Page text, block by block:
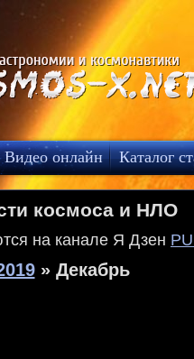
Видео онлайн Каталог
космоса и НЛО
на канале Я Дзен
» Декабрь